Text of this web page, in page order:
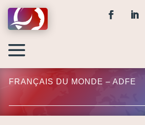
FRANÇAIS DU MONDE – ADFE